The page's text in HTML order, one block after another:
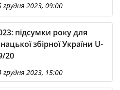
грудня 2023, 09:00
підсумки року для
збірної України U-
20
грудня 2023, 15:00